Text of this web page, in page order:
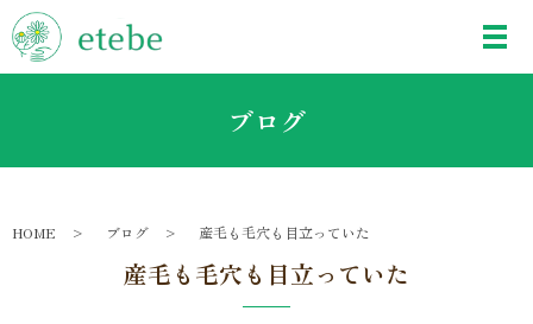
ブログ
HOME ブログ 産毛も毛穴も目立っていた
産毛も毛穴も目立っていた